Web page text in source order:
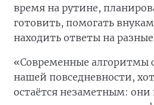
время на рутине,
готовить, помогать
находить ответы на
«Современные алгоритмы
нашей повседневности,
остаётся незаметным: